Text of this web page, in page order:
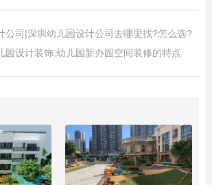
公司|深圳幼儿园设计公司去哪里找?怎么选?
园设计装饰,幼儿园新办园空间装修的特点